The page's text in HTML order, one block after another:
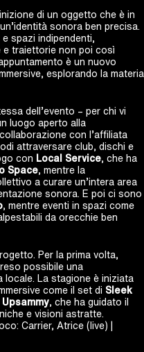
di un oggetto che è in
sonora ben precisa.
spazi indipendenti,
traiettorie non poi così
è un nuovo
esplorando la materia
dell’evento – per chi vi
luogo aperto alla
con l’affiliata
attraversare club, dischi e
con Local Service , che ha
Space , mentre la
a curare un’intera area
sonora. E poi ci sono
, mentre eventi in spazi come
da orecchie ben
Per la prima volta,
possibile una
locale. La stagione è iniziata
come il set di Sleek
Upsammy , che ha guidato il
e visioni astratte.
Carrier, Atrice (live) |